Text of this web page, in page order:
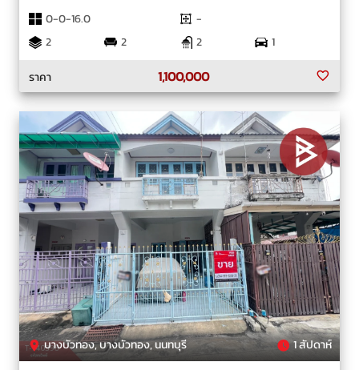
0-0-16.0
-
2
2 2
1
ราคา
1,100,000
บางบัวทอง, บางบัวทอง, นนทบุรี 1 สัปดาห์